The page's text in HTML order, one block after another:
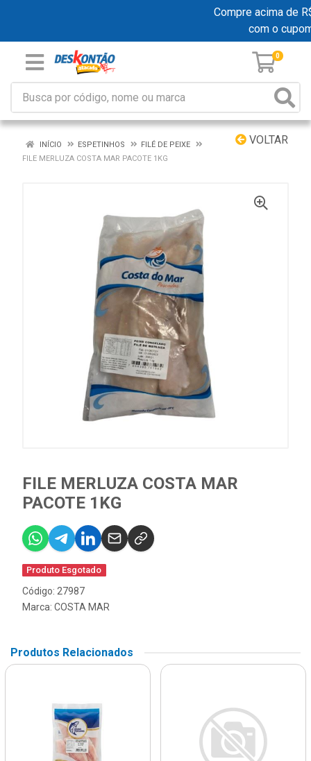
Compre acima de
com o
0
VOLTAR
INÍCIO ESPETINHOS
FILÉ DE PEIXE
FILE MERLUZA COSTA MAR PACOTE 1KG
FILE MERLUZA COSTA MAR
PACOTE 1KG
Produto Esgotado
Código: 27987
Marca: COSTA MAR
Produtos Relacionados